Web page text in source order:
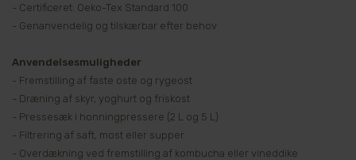
- Certificeret: Oeko-Tex Standard 100
- Genanvendelig og tilskærbar efter behov
Anvendelsesmuligheder
- Fremstilling af faste oste og rygeost
- Dræning af skyr, yoghurt og friskost
- Pressesæk i honningpressere (2 L og 5 L)
- Filtrering af saft, most eller supper
- Overdækning ved fremstilling af kombucha eller vineddike